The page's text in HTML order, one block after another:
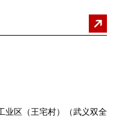
业区（王宅村）（武义双全